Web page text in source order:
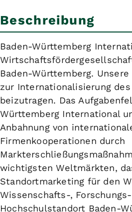
Beschreibung
Baden-Württemberg
Baden-Württemberg.
zur Internationalisierung
beizutragen. Das
Württemberg International
Anbahnung von
Firmenkooperationen durch
wichtigsten Weltmärkten,
Standortmarketing für den
Wissenschafts-,
Hochschulstandort Baden-